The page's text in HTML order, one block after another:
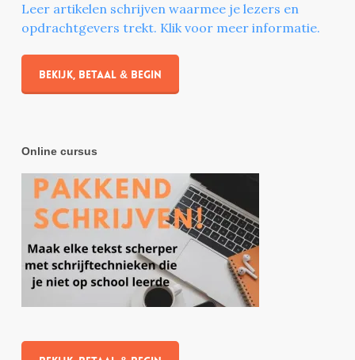
Leer artikelen schrijven waarmee je lezers en
opdrachtgevers trekt. Klik voor meer informatie.
Bekijk, betaal & begin
Online cursus